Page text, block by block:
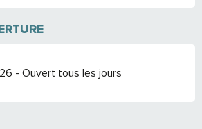
- Ouvert tous les jours